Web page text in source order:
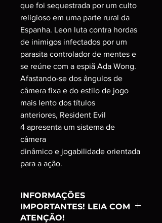
que foi sequestrada por um culto
religioso em uma parte rural da
Espanha. Leon luta contra hordas
de inimigos infectados por um
parasita controlador de mentes e
se reúne com a espiã Ada Wong.
Afastando-se dos ângulos de
câmera fixa e do estilo de jogo
mais lento dos títulos
anteriores, Resident Evil
4 apresenta um sistema de
câmera
dinâmico e jogabilidade orientada
para a ação.
INFORMAÇÕES
IMPORTANTES! LEIA COM
ATENÇÃO!